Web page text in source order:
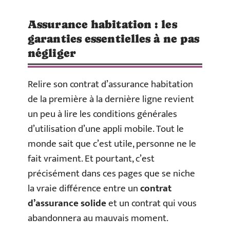
Assurance habitation : les
garanties essentielles à ne pas
négliger
Relire son contrat d’assurance habitation
de la première à la dernière ligne revient
un peu à lire les conditions générales
d’utilisation d’une appli mobile. Tout le
monde sait que c’est utile, personne ne le
fait vraiment. Et pourtant, c’est
précisément dans ces pages que se niche
la vraie différence entre uncontrat
d’assurance solideet un contrat qui vous
abandonnera au mauvais moment.